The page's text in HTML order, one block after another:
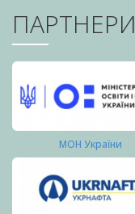
ПАРТНЕРИ
МОН України